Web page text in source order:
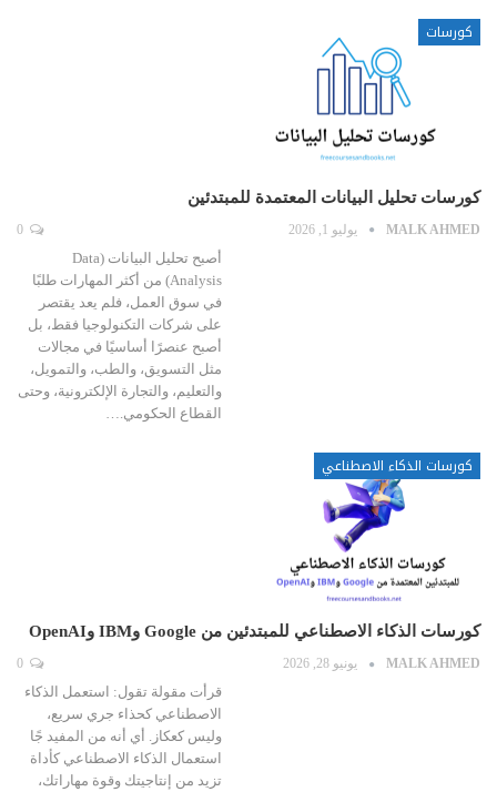
كورسات
كورسات تحليل البيانات المعتمدة للمبتدئين
MALK AHMED يوليو 1, 2026
أصبح تحليل البيانات (Data
Analysis) من أكثر المهارات طلبًا
في سوق العمل، فلم يعد يقتصر
على شركات التكنولوجيا فقط، بل
أصبح عنصرًا أساسيًا في مجالات
مثل التسويق، والطب، والتمويل،
والتعليم، والتجارة الإلكترونية، وحتى
القطاع الحكومي.…
كورسات الذكاء الاصطناعي
كورسات الذكاء الاصطناعي للمبتدئين من Google وIBM وOpenAI
MALK AHMED يونيو 28, 2026
قرأت مقولة تقول: استعمل الذكاء
الاصطناعي كحذاء جري سريع،
وليس كعكاز. أي أنه من المفيد جًا
استعمال الذكاء الاصطناعي كأداة
تزيد من إنتاجيتك وقوة مهاراتك،